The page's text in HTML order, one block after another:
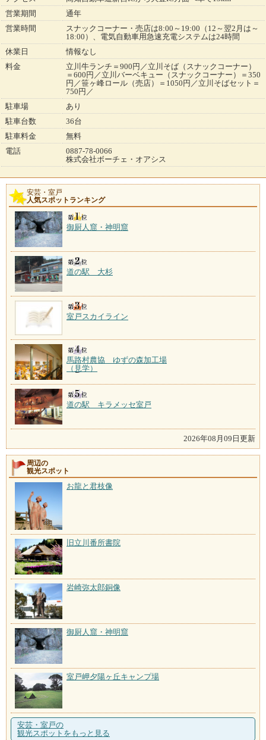
営業期間
通年
営業時間
スナックコーナー・売店は8:00～19:00（12～翌2月は～
18:00）、電気自動車用急速充電システムは24時間
休業日
情報なし
料金
立川牛ランチ＝900円／立川そば（スナックコーナー）
＝600円／立川バーベキュー（スナックコーナー）＝350
円／笹ヶ峰ロール（売店）＝1050円／立川そばセット＝
750円／
駐車場
あり
駐車台数
36台
駐車料金
無料
電話
0887-78-0066
株式会社ボーチェ・オアシス
安芸・室戸
人気スポットランキング
御厨人窟・神明窟
道の駅 大杉
室戸スカイライン
馬路村農協 ゆずの森加工場
（見学）
道の駅 キラメッセ室戸
2026年08月09日更新
周辺の
観光スポット
お龍と君枝像
旧立川番所書院
岩崎弥太郎銅像
御厨人窟・神明窟
室戸岬夕陽ヶ丘キャンプ場
安芸・室戸の
観光スポットをもっと見る